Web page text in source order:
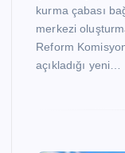
kurma çabası
merkezi
Reform
açıkladığı yeni…